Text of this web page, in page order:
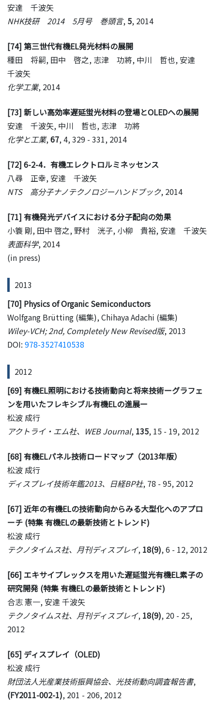
安達 千波矢
NHK技研 2014 5月号 巻頭言, 5, 2014
[74] 第三世代有機EL発光材料の展開
種田 将嗣, 田中 啓之, 志津 功將, 中川 哲也, 安達
千波矢
化学工業, 2014
[73] 新しい高効率遅延蛍光材料の登場とOLEDへの展開
安達 千波矢, 中川 哲也, 志津 功將
化学と工業,67, 4, 329 - 331, 2014
[72] 6-2-4．有機エレクトロルミネッセンス
八尋 正幸, 安達 千波矢
NTS 高分子ナノテクノロジーハンドブック, 2014
[71] 有機発光デバイスにおける分子配向の効果
小簑 剛, 田中 啓之, 野村 洸子, 小柳 貴裕, 安達 千波矢
表面科学, 2014
(in press)
2013
[70] Physics of Organic Semiconductors
Wolfgang Brütting (編集), Chihaya Adachi (編集)
Wiley-VCH; 2nd, Completely New Revised版, 2013
DOI: 978-3527410538
2012
[69] 有機EL照明における技術動向と将来技術ーグラフェ
ンを用いたフレキシブル有機ELの進展ー
松波 成行
アクトライ・エム社、WEB Journal, 135, 15 - 19, 2012
[68] 有機ELパネル技術ロードマップ（2013年版）
松波 成行
ディスプレイ技術年鑑2013、日経BP社, 78 - 95, 2012
[67] 近年の有機ELの技術動向からみる大型化へのアプロ
ーチ (特集 有機ELの最新技術とトレンド)
松波 成行
テクノタイムス社、月刊ディスプレイ, 18(9), 6 - 12, 2012
[66] エキサイプレックスを用いた遅延蛍光有機EL素子の
研究開発 (特集 有機ELの最新技術とトレンド)
合志 憲一, 安達 千波矢
テクノタイムス社、月刊ディスプレイ, 18(9), 20 - 25,
2012
[65] ディスプレイ（OLED)
松波 成行
財団法人光産業技術振興協会、光技術動向調査報告書,
(FY2011-002-1), 201 - 206, 2012